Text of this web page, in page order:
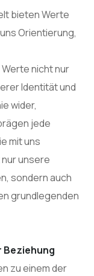
bieten Werte
Orientierung,
nicht nur
Identität und
wider,
jede
mit uns
unsere
sondern auch
grundlegenden
Beziehung
zu einem der